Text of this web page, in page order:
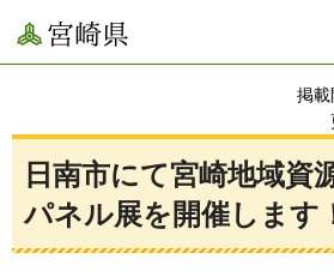
宮崎県
掲載
日南市にて宮崎地域資
パネル展を開催します